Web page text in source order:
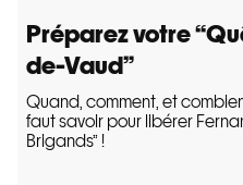
Préparez votre
de-Vaud”
Quand, comment, et
faut savoir pour libérer
Brigands” !